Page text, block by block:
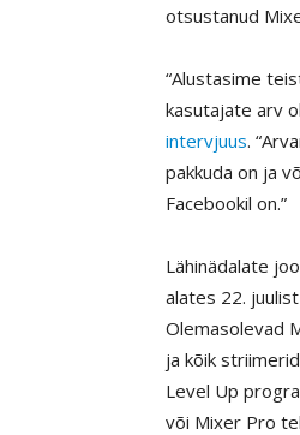
otsustanud
“Alustasime
kasutajate arv
intervjuus.
pakkuda on ja
Facebookil on.”
Lähinädalate
alates 22.
Olemasolevad
ja kõik
Level Up
või Mixer Pro